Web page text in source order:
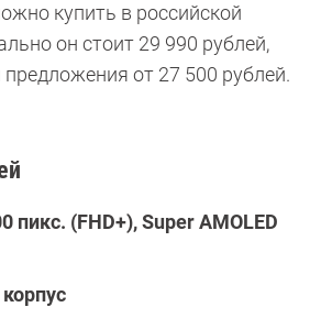
купить в российской
он стоит 29 990 рублей,
от 27 500 рублей.
пикс. (FHD+), Super AMOLED